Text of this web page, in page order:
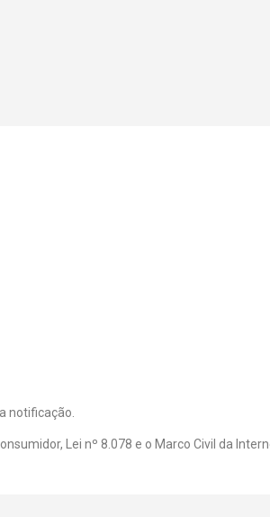
notificação.
Lei nº 8.078 e o Marco Civil da